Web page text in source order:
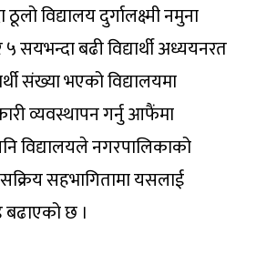
विद्यालय दुर्गालक्ष्मी नमुना
सयभन्दा बढी विद्यार्थी अध्ययनरत
संख्या भएको विद्यालयमा
व्यवस्थापन गर्नु आफैंमा
विद्यालयले नगरपालिकाको
सक्रिय सहभागितामा यसलाई
छ ।